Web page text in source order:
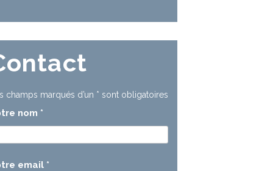
champs marqués d’un * sont obligatoires
nom *
email *